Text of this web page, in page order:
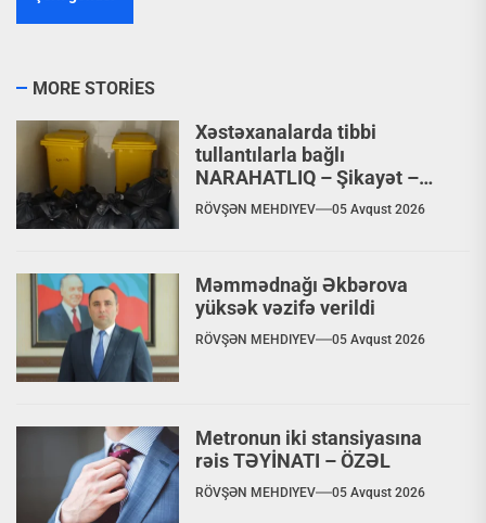
MORE STORIES
Xəstəxanalarda tibbi
tullantılarla bağlı
NARAHATLIQ – Şikayət –
VİDEO
RÖVŞƏN MEHDIYEV 05 Avqust 2026
Məmmədnağı Əkbərova
yüksək vəzifə verildi
RÖVŞƏN MEHDIYEV 05 Avqust 2026
Metronun iki stansiyasına
rəis TƏYİNATI – ÖZƏL
RÖVŞƏN MEHDIYEV 05 Avqust 2026